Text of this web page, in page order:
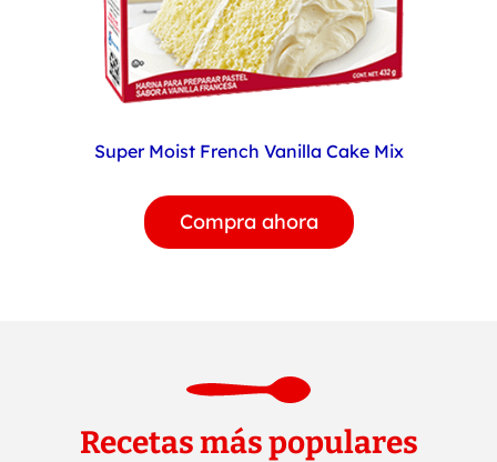
Super Moist French Vanilla Cake Mix
Compra ahora
Recetas más populares